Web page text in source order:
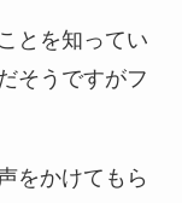
とを知ってい
そうですがフ
をかけてもら